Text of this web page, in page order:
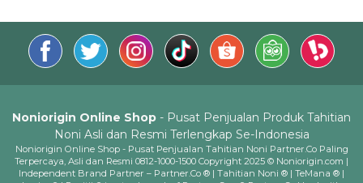
Noniorigin Online Shop - Pusat Penjualan Produk Tahitian
Noni Asli dan Resmi Terlengkap Se-Indonesia
Noniorigin Online Shop - Pusat Penjualan Tahitian Noni Partner.Co Paling
Terpercaya, Asli dan Resmi 0812-1000-1500 Copyright 2025 © Noniorigin.com |
Independent Brand Partner – Partner.Co ® | Tahitian Noni ® | TeMana ® |